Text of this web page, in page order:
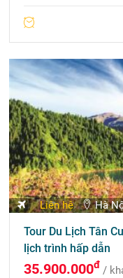
thẳng và khách sạn 5
Liên hệ Hà
Tour Du Lịch Tân
lịch trình hấp dẫn
35.900.000đ /